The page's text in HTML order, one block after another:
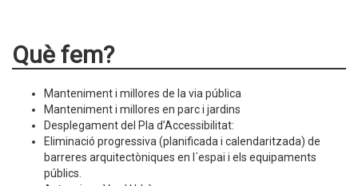
Què fem?
Manteniment i millores de la via pública
Manteniment i millores en parc i jardins
Desplegament del Pla d’Accessibilitat:
Eliminació progressiva (planificada i calendaritzada) de
barreres arquitectòniques en l´espai i els equipaments
públics.